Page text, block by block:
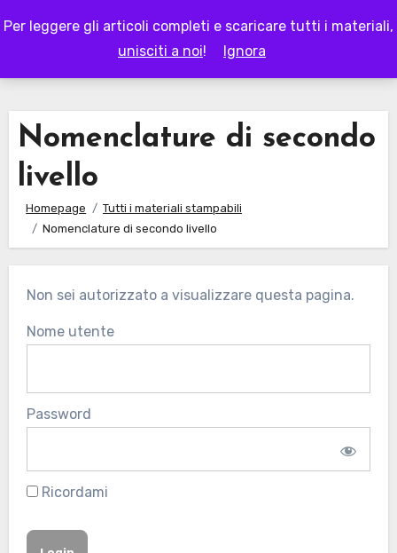
Per leggere gli articoli completi e scaricare tutti i materiali,
unisciti a noi! Ignora
to
LAPAPPADOLCE
Nomenclature di secondo
livello
Homepage
Tutti i materiali stampabili
Nomenclature di secondo livello
Non sei autorizzato a visualizzare questa pagina.
Nome utente
Password
Ricordami